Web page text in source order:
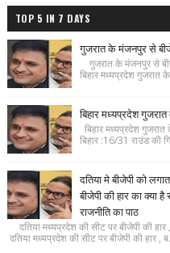
TOP 5 IN 7 DAYS
गुजरात के मंजनपुर से
गुजरात के मंजनपुर से
बिहार मध्यप्रदेश गुजरात
बिहार मध्यप्रदेश
बिहार मध्यप्रदेश
बिहार :16/31 राउंड
दतिया मे बीजेपी को
बीजेपी की हार का क्या
राजनीति का पाठ
दतिया मध्यप्रदेश की सीट पर बीजेपी की
दतिया मध्यप्रदेश की सीट पर बीजेपी की हार ,